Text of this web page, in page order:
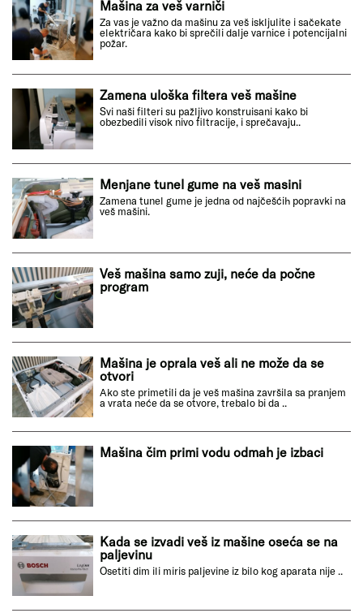
Mašina za veš varniči
Za vas je važno da mašinu za veš iskljulite i sačekate
električara kako bi sprečili dalje varnice i potencijalni
požar.
Zamena uloška filtera veš mašine
Svi naši filteri su pažljivo konstruisani kako bi
obezbedili visok nivo filtracije, i sprečavaju..
Menjane tunel gume na veš masini
Zamena tunel gume je jedna od najčešćih popravki na
veš mašini.
Veš mašina samo zuji, neće da počne
program
Mašina je oprala veš ali ne može da se
otvori
Ako ste primetili da je veš mašina završila sa pranjem
a vrata neće da se otvore, trebalo bi da ..
Mašina čim primi vodu odmah je izbaci
Kada se izvadi veš iz mašine oseća se na
paljevinu
Osetiti dim ili miris paljevine iz bilo kog aparata nije ..